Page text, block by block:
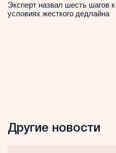
Эксперт назвал шесть шагов
условиях жесткого дедлайна
Другие новости